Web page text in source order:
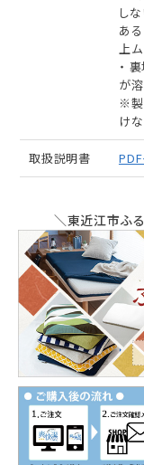
し
あ
上
・
が
※製
け
取扱説明書
＼東近江市ふ